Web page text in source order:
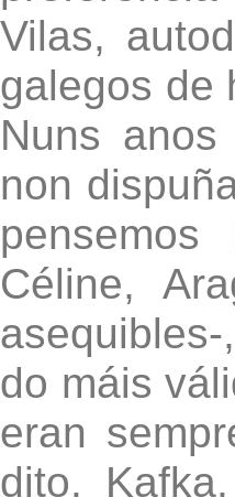
Vilas,
galegos de
Nuns
non
Céline,
do máis
eran
dito.